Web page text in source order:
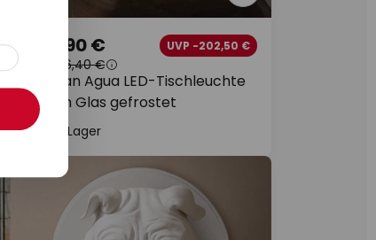
Karman Agua LED-Tischleuchte
Ø13cm Glas gefrostet
463,90 € UVP -202,50 €
666,40 €
Auf Lager